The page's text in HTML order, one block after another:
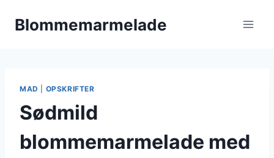
Blommemarmelade
MAD OPSKRIFTER
Sødmild
blommemarmelade med